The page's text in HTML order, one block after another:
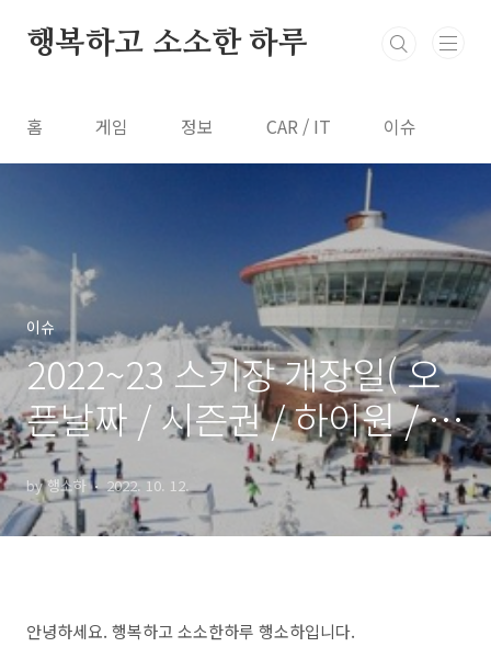
행복하고 소소한 하루
홈 게임 정보 CAR / IT 이슈
이슈
2022~23 스키장 개장일( 오
픈날짜 / 시즌권 / 하이원 / 무
주 )
by 행소하 2022. 10. 12.
안녕하세요. 행복하고 소소한하루 행소하입니다.